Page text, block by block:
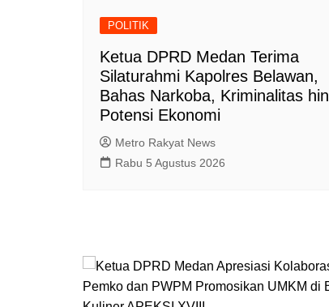
POLITIK
Ketua DPRD Medan Terima
Silaturahmi Kapolres Belawan,
Bahas Narkoba, Kriminalitas
Potensi Ekonomi
Metro Rakyat News
Rabu 5 Agustus 2026